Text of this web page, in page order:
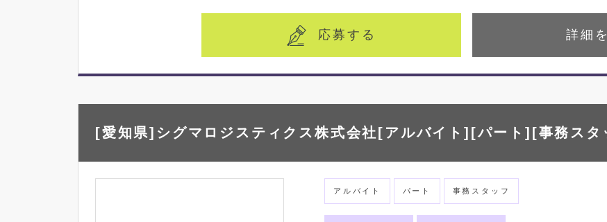
応募する 詳細
[愛知県]シグマロジスティクス株式会社[アルバイト][パート][事務スタ
アルバイト パート 事務スタッフ